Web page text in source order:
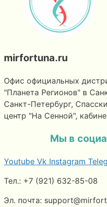
mirfortuna.ru
Офис официальных
"Планета Регионов" в
Санкт-Петербург,
центр "На Сенной",
Мы в
Youtube Vk Instagram
Тел.: +7 (921) 632-85-08
Эл. почта: